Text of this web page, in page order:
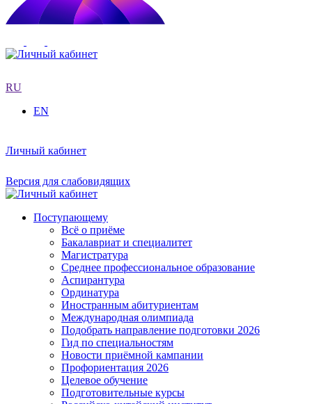
RU
EN
Личный кабинет
Версия для слабовидящих
Поступающему
Всё о приёме
Бакалавриат и специалитет
Магистратура
Среднее профессиональное образование
Аспирантура
Ординатура
Иностранным абитуриентам
Международная олимпиада
Подобрать направление подготовки 2026
Гид по специальностям
Новости приёмной кампании
Профориентация 2026
Целевое обучение
Подготовительные курсы